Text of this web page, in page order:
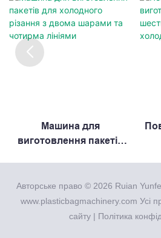
Машина для
виготовлення пакетів
чотирма лініями
Авторське право © 2026 Ruian
www.plasticbagmachinery.com Усі
сайту| Політика